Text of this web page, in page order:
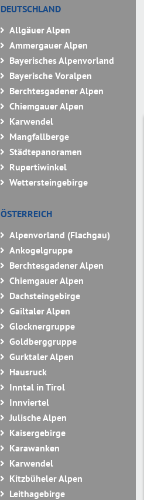
DEUTSCHLAND
Allgäuer Alpen
Ammergauer Alpen
Bayerisches Alpenvorland
Bayerische Voralpen
Berchtesgadener Alpen
Chiemgauer Alpen
Karwendel
Mangfallberge
Städtepanoramen
Rupertiwinkel
Wettersteingebirge
ÖSTERREICH
Alpenvorland (Flachgau)
Ankogelgruppe
Berchtesgadener Alpen
Chiemgauer Alpen
Dachsteingebirge
Gailtaler Alpen
Glocknergruppe
Goldberggruppe
Gurktaler Alpen
Hausruck
Inntal in Tirol
Innviertel
Julische Alpen
Kaisergebirge
Karawanken
Karwendel
Kitzbüheler Alpen
Leithagebirge